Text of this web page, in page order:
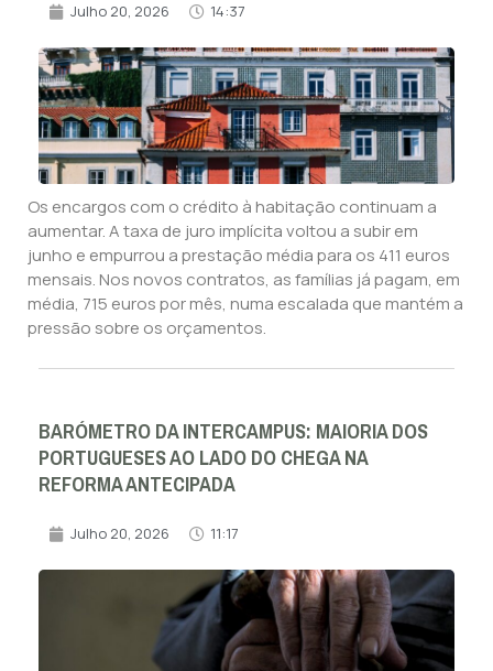
Julho 20, 2026 14:37
Os encargos com o crédito à habitação continuam a
aumentar. A taxa de juro implícita voltou a subir em
junho e empurrou a prestação média para os 411 euros
mensais. Nos novos contratos, as famílias já pagam, em
média, 715 euros por mês, numa escalada que mantém a
pressão sobre os orçamentos.
BARÓMETRO DA INTERCAMPUS: MAIORIA DOS
PORTUGUESES AO LADO DO CHEGA NA
REFORMA ANTECIPADA
Julho 20, 2026 11:17